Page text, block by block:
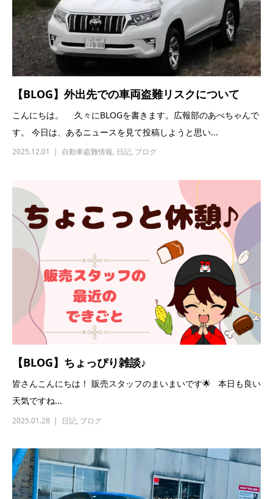
【BLOG】外出先での車両盗難リスクについて
こんにちは。 久々にBLOGを書きます。広報部のあべちゃんで
す。 今日は、あるニュースを見て投稿しようと思い...
2025.12.01 自動車盗難情報, 日記, ブログ
【BLOG】ちょっぴり雑談♪
皆さんこんにちは！ 販売スタッフのまいまいです🌟 本日も良い
天気ですね...
2025.01.28 日記, ブログ